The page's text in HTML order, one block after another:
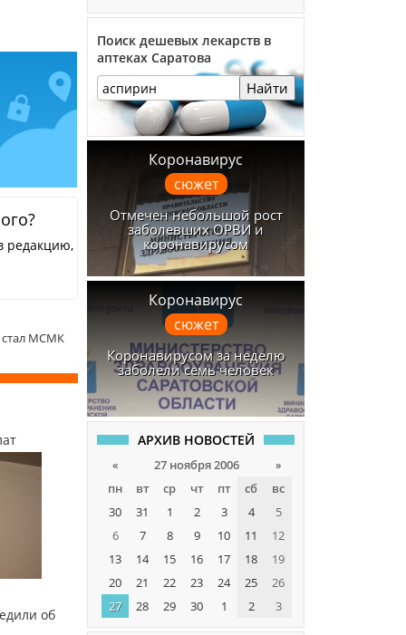
редакцию,
стал МСМК
об
Поиск дешевых лекарств в
аптеках Саратова
Найти
Коронавирус
сюжет
Отмечен небольшой рост
заболевших ОРВИ и
коронавирусом
Коронавирус
сюжет
Коронавирусом за неделю
заболели семь человек
АРХИВ НОВОСТЕЙ
« 27 ноября 2006
»
пн
вт ср чт пт сб
вс
30
31 1 2 3 4
5
6
7 8 9 10 11
12
13
14 15 16 17 18
19
20
21 22 23 24 25
26
27
28 29 30 1 2 3